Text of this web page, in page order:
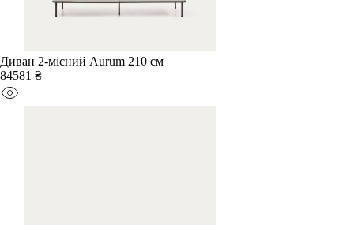
Диван 2-місний Aurum 210 см
84581 ₴